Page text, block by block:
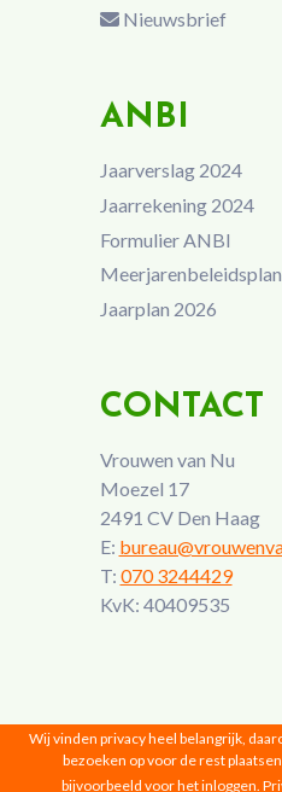
Nieuwsbrief
ANBI
Jaarverslag 2024
Jaarrekening 2024
Formulier ANBI
Meerjarenbeleidsplan
Jaarplan 2026
CONTACT
Vrouwen van Nu
Moezel 17
2491 CV Den Haag
E:
T: 070 3244429
KvK: 40409535
Vrouwen van Nu ©
Wij vinden privacy heel belangrijk,
bezoeken op voor de rest
bijvoorbeeld voor het inloggen.